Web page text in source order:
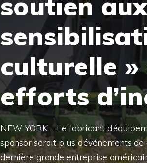
culturelle »
efforts
NEW YORK – Le fabricant
sponsoriserait plus d’événements
dernière grande entreprise